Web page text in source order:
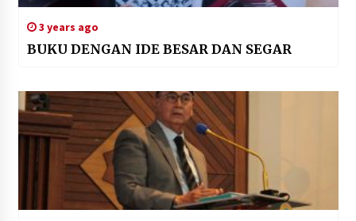
3 years ago
BUKU DENGAN IDE BESAR DAN SEGAR